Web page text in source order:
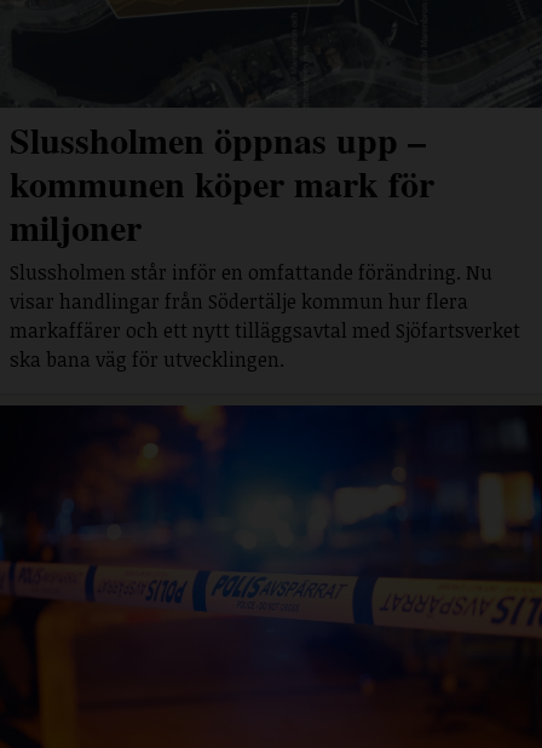
Slussholmen öppnas upp –
kommunen köper mark för
miljoner
Slussholmen står inför en omfattande förändring. Nu
visar handlingar från Södertälje kommun hur flera
markaffärer och ett nytt tilläggsavtal med Sjöfartsverket
ska bana väg för utvecklingen.